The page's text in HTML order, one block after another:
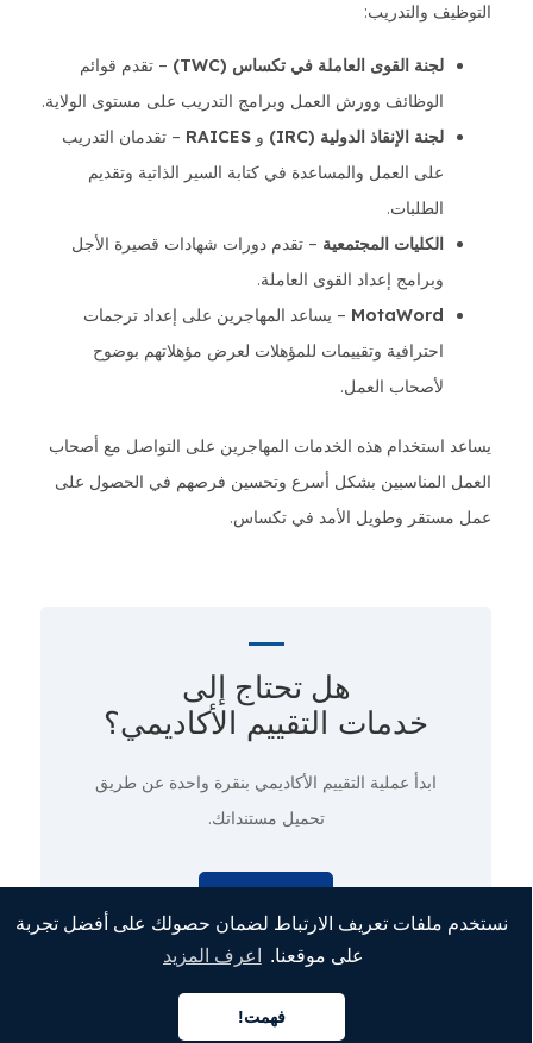
نستخدم ملفات تعريف الارتباط لضمان حصولك على أفضل تجربة
على موقعنا.
اعرف المزيد
فهمت!
التوظيف والتدريب:
لجنة القوى العاملة في تكساس (TWC)
– تقدم قوائم
الوظائف وورش العمل وبرامج التدريب على مستوى الولاية.
لجنة الإنقاذ الدولية (IRC)
و RAICES – تقدمان التدريب
على العمل والمساعدة في كتابة السير الذاتية وتقديم
الطلبات.
الكليات المجتمعية – تقدم دورات شهادات قصيرة الأجل
وبرامج إعداد القوى العاملة.
MotaWord – يساعد المهاجرين على إعداد ترجمات
احترافية وتقييمات للمؤهلات لعرض مؤهلاتهم بوضوح
لأصحاب العمل.
يساعد استخدام هذه الخدمات المهاجرين على التواصل مع أصحاب
العمل المناسبين بشكل أسرع وتحسين فرصهم في الحصول على
عمل مستقر وطويل الأمد في تكساس.
هل تحتاج إلى
خدمات التقييم الأكاديمي؟
ابدأ عملية التقييم الأكاديمي بنقرة واحدة عن طريق
تحميل مستنداتك.
العربية